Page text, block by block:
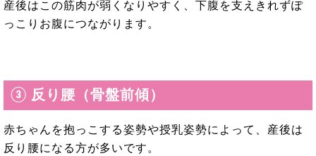
産後はこの筋肉が弱くなりやすく、下腹を支えきれずぽ
っこりお腹につながります。
③ 反り腰（骨盤前傾）
赤ちゃんを抱っこする姿勢や授乳姿勢によって、産後は
反り腰になる方が多いです。